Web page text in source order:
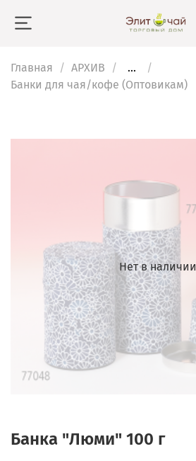
Главная АРХИВ
...
Банки для чая/кофе (Оптовикам)
Нет в наличии
Банка "Люми" 100 г